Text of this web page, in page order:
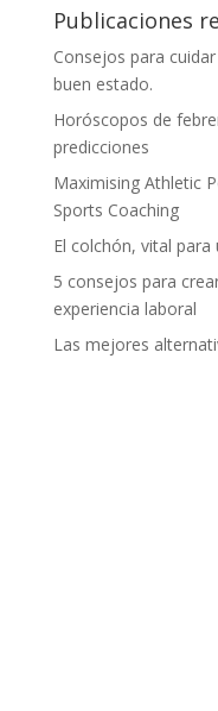
Publicaciones
Consejos para
buen estado.
Horóscopos de
predicciones
Maximising Athletic
Sports Coaching
El colchón, vital
5 consejos para
experiencia laboral
Las mejores